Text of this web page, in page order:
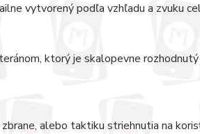
vytvorený podľa vzhľadu a zvuku
ktorý je skalopevne
alebo taktiku striehnutia na